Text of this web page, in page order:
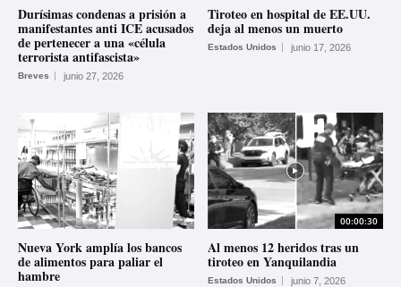
Durísimas condenas a prisión a
manifestantes anti ICE acusados
de pertenecer a una «célula
terrorista antifascista»
Breves junio 27, 2026
Tiroteo en hospital de EE.UU.
deja al menos un muerto
Estados Unidos junio 17, 2026
Nueva York amplía los bancos
de alimentos para paliar el
hambre
00:00:30
Al menos 12 heridos tras un
tiroteo en Yanquilandia
Estados Unidos junio 7, 2026